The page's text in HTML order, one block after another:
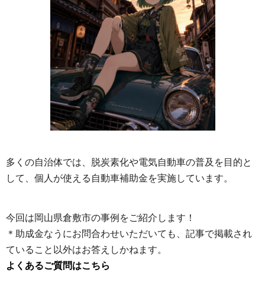
多くの自治体では、脱炭素化や電気自動車の普及を目的と
して、個人が使える自動車補助金を実施しています。
今回は岡山県倉敷市の事例をご紹介します！
＊助成金なうにお問合わせいただいても、記事で掲載され
ていること以外はお答えしかねます。
よくあるご質問はこちら